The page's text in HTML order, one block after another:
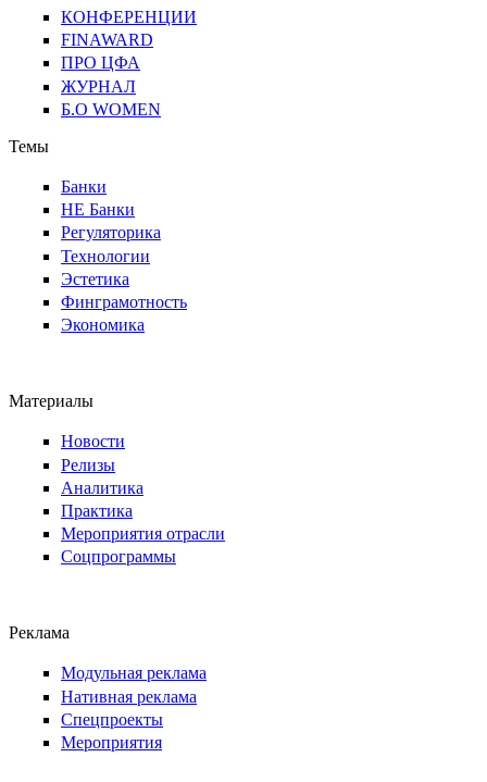
КОНФЕРЕНЦИИ
FINAWARD
ПРО ЦФА
ЖУРНАЛ
Б.О WOMEN
Темы
Банки
НЕ Банки
Регуляторика
Технологии
Эстетика
Финграмотность
Экономика
Материалы
Новости
Релизы
Аналитика
Практика
Мероприятия отрасли
Соцпрограммы
Реклама
Модульная реклама
Нативная реклама
Спецпроекты
Мероприятия